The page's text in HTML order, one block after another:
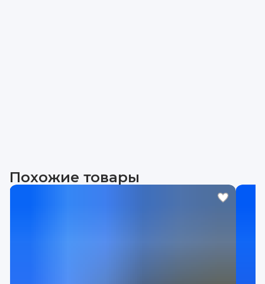
Похожие товары